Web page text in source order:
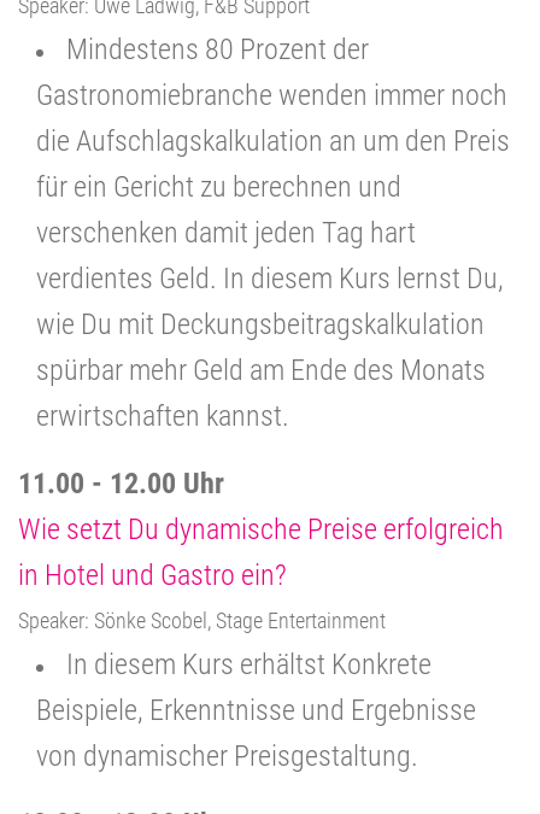
Speaker: Uwe Ladwig, F&B Support
Mindestens 80 Prozent der
Gastronomiebranche wenden immer noch
die Aufschlagskalkulation an um den Preis
für ein Gericht zu berechnen und
verschenken damit jeden Tag hart
verdientes Geld. In diesem Kurs lernst Du,
wie Du mit Deckungsbeitragskalkulation
spürbar mehr Geld am Ende des Monats
erwirtschaften kannst.
11.00 - 12.00 Uhr
Wie setzt Du dynamische Preise erfolgreich
in Hotel und Gastro ein?
Speaker: Sönke Scobel, Stage Entertainment
In diesem Kurs erhältst Konkrete
Beispiele, Erkenntnisse und Ergebnisse
von dynamischer Preisgestaltung.